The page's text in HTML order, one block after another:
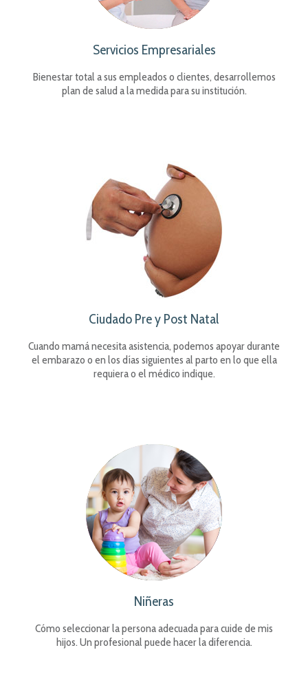
Servicios Empresariales
Bienestar total a sus empleados o clientes, desarrollemos
plan de salud a la medida para su institución.
Ciudado Pre y Post Natal
Cuando mamá necesita asistencia, podemos apoyar durante
el embarazo o en los días siguientes al parto en lo que ella
requiera o el médico indique.
Niñeras
Cómo seleccionar la persona adecuada para cuide de mis
hijos. Un profesional puede hacer la diferencia.